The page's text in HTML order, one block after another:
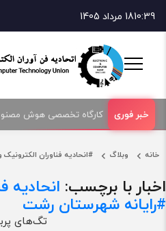
10:3918 مرداد 1405
خانه وبلاگ #انحادیه فناوران
اخبار با برچسب: انحادیه
رایانه شهرستان رشت#
تگ‌های